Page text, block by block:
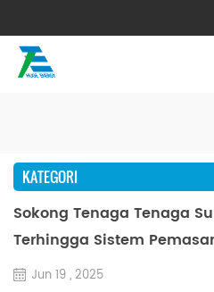
KATEGORI
Sokong Tenaga Tenaga
Terhingga Sistem
Jun 19 , 2025